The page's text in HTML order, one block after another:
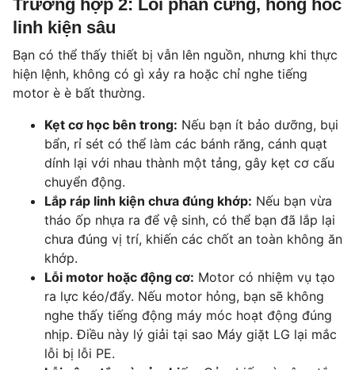
Trường hợp 2: Lỗi phần cứng, hỏng hóc
linh kiện sâu
Bạn có thể thấy thiết bị vẫn lên nguồn, nhưng khi thực
hiện lệnh, không có gì xảy ra hoặc chỉ nghe tiếng
motor è è bất thường.
Kẹt cơ học bên trong: Nếu bạn ít bảo dưỡng, bụi
bẩn, rỉ sét có thể làm các bánh răng, cánh quạt
dính lại với nhau thành một tảng, gây kẹt cơ cấu
chuyển động.
Lắp ráp linh kiện chưa đúng khớp: Nếu bạn vừa
tháo ốp nhựa ra để vệ sinh, có thể bạn đã lắp lại
chưa đúng vị trí, khiến các chốt an toàn không ăn
khớp.
Lỗi motor hoặc động cơ: Motor có nhiệm vụ tạo
ra lực kéo/đẩy. Nếu motor hỏng, bạn sẽ không
nghe thấy tiếng động máy móc hoạt động đúng
nhịp. Điều này lý giải tại sao Máy giặt LG lại mắc
lỗi bị lỗi PE.